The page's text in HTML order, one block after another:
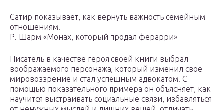
Сатир показывает, как вернуть важность семейным
отношениям.
Р. Шарм «Монах, который продал ферарри»
Писатель в качестве героя своей книги выбрал
воображаемого персонажа, который изменил свое
мировоззрение и стал успешным адвокатом. С
помощью показательного примера он объясняет, как
научится выстраивать социальные связи, избавляться